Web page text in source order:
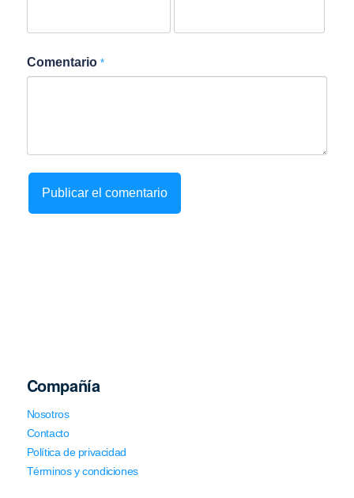
Comentario *
Compañía
Nosotros
Contacto
Política de privacidad
Términos y condiciones